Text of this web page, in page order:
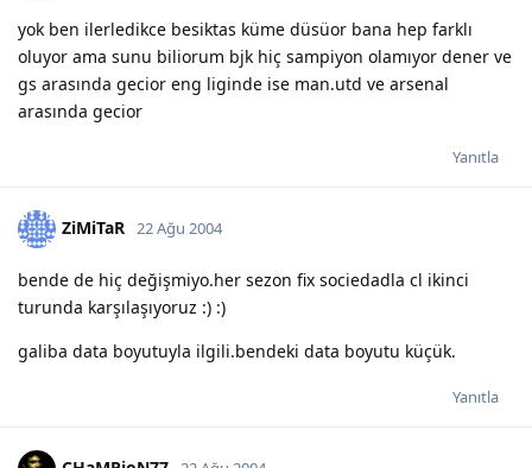
yok ben ilerledikce besiktas küme düsüor bana hep farklı
oluyor ama sunu biliorum bjk hiç sampiyon olamıyor dener ve
gs arasında gecior eng liginde ise man.utd ve arsenal
arasında gecior
Yanıtla
ZiMiTaR 22 Ağu 2004
bende de hiç değişmiyo.her sezon fix sociedadla cl ikinci
turunda karşılaşıyoruz :) :)
galiba data boyutuyla ilgili.bendeki data boyutu küçük.
Yanıtla